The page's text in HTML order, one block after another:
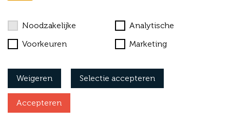
Vacatures
Noodzakelijke
Analytische
Voorkeuren
Marketing
Weigeren Selectie accepteren
Accepteren